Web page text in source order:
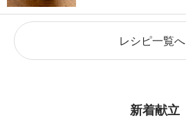
レシピ一覧へ
新着献立